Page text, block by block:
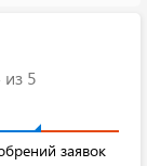
из 5
заявок